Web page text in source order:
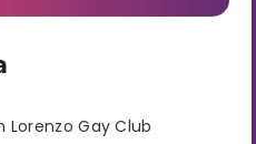
Lorenzo Gay Club